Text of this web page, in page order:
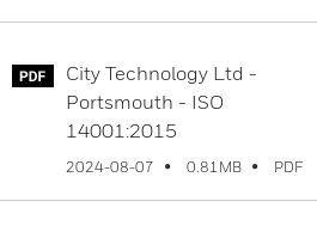
City Technology Ltd -
Portsmouth - ISO
14001:2015
2024-08-07 0.81MB PDF